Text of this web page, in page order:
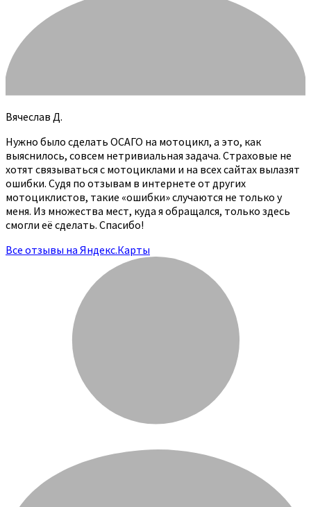
Вячеслав Д.
Нужно было сделать ОСАГО на мотоцикл, а это, как
выяснилось, совсем нетривиальная задача. Страховые не
хотят связываться с мотоциклами и на всех сайтах вылазят
ошибки. Судя по отзывам в интернете от других
мотоциклистов, такие «ошибки» случаются не только у
меня. Из множества мест, куда я обращался, только здесь
смогли её сделать. Спасибо!
Все отзывы на Яндекс.Карты